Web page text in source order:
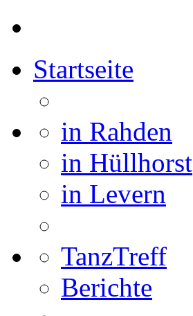
Startseite
in Rahden
in Hüllhorst
in Levern
TanzTreff
Berichte